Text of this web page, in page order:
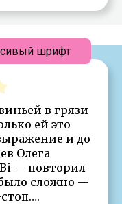
в грязи
ей это
и до
Олега
— повторил
сложно —
шрифт